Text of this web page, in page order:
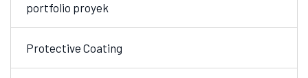
portfolio proyek
Protective Coating